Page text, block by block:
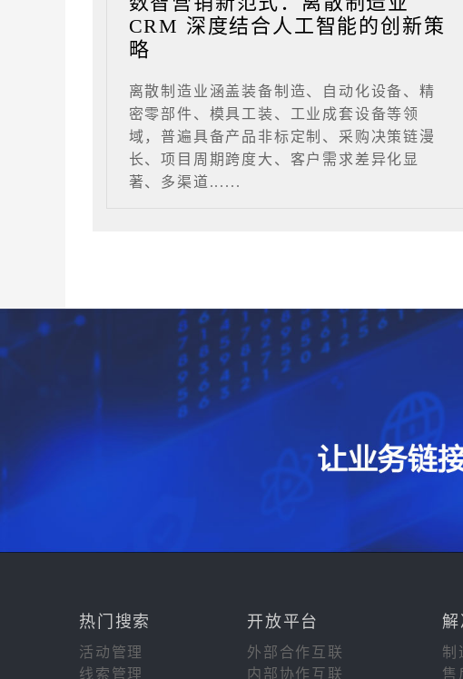
CRM 深度结合人工智能的创新策
略
离散制造业涵盖装备制造、自动化设备、精
密零部件、模具工装、工业成套设备等领
域，普遍具备产品非标定制、采购决策链漫
长、项目周期跨度大、客户需求差异化显
著、多渠道......
热门搜索 开放平台
活动管理
外部合作互联
线索管理
内部协作互联
解
制
售